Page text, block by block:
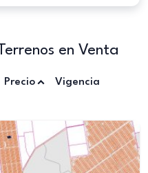
Terrenos en Venta
Precio Vigencia